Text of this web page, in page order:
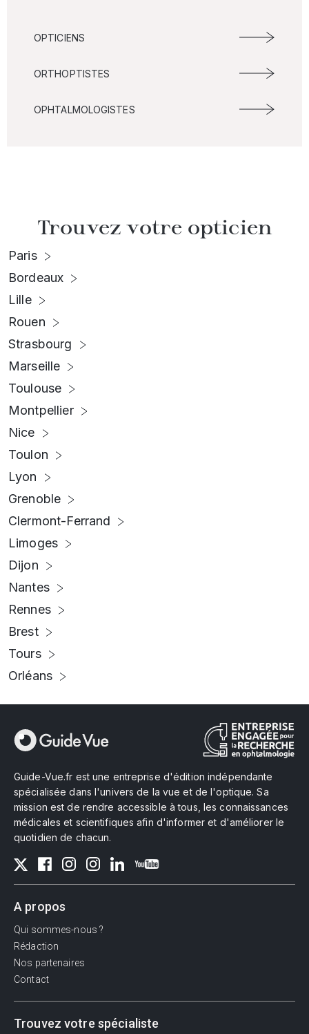
OPTICIENS
ORTHOPTISTES
OPHTALMOLOGISTES
Trouvez votre opticien
Paris
Bordeaux
Lille
Rouen
Strasbourg
Marseille
Toulouse
Montpellier
Nice
Toulon
Lyon
Grenoble
Clermont-Ferrand
Limoges
Dijon
Nantes
Rennes
Brest
Tours
Orléans
Guide-Vue.fr est une entreprise d'édition indépendante
spécialisée dans l'univers de la vue et de l'optique. Sa
mission est de rendre accessible à tous, les connaissances
médicales et scientifiques afin d'informer et d'améliorer le
quotidien de chacun.
A propos
Qui sommes-nous ?
Rédaction
Nos partenaires
Contact
Trouvez votre spécialiste